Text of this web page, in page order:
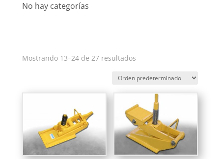
No hay categorías
Mostrando 13–24 de 27 resultados